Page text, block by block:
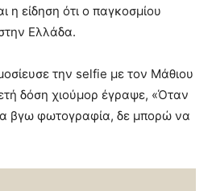
η είδηση ότι ο παγκοσμίου
Ελλάδα.
την selfie με τον Μάθιου
δόση χιούμορ έγραψε, «Όταν
βγω φωτογραφία, δε μπορώ να